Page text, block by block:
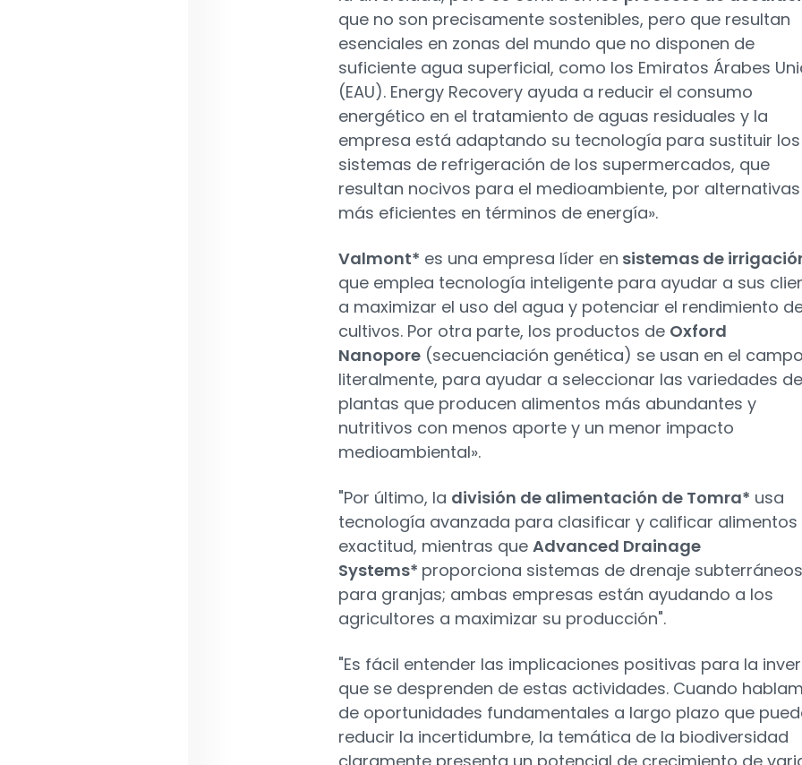
que no son precisamente sostenibles, pero que resultan
esenciales en zonas del mundo que no disponen de
suficiente agua superficial, como los Emiratos Árabes
(EAU). Energy Recovery ayuda a reducir el consumo
energético en el tratamiento de aguas residuales y la
empresa está adaptando su tecnología para sustituir los
sistemas de refrigeración de los supermercados, que
resultan nocivos para el medioambiente, por alternativas
más eficientes en términos de energía».
Valmont* es una empresa líder en sistemas de
que emplea tecnología inteligente para ayudar a sus
a maximizar el uso del agua y potenciar el rendimiento
cultivos. Por otra parte, los productos de Oxford
Nanopore (secuenciación genética) se usan en el
literalmente, para ayudar a seleccionar las variedades de
plantas que producen alimentos más abundantes y
nutritivos con menos aporte y un menor impacto
medioambiental».
"Por último, la división de alimentación de Tomra* usa
tecnología avanzada para clasificar y calificar alimentos
exactitud, mientras que Advanced Drainage
Systems* proporciona sistemas de drenaje subterráneos
para granjas; ambas empresas están ayudando a los
agricultores a maximizar su producción".
"Es fácil entender las implicaciones positivas para la
que se desprenden de estas actividades. Cuando
de oportunidades fundamentales a largo plazo que
reducir la incertidumbre, la temática de la biodiversidad